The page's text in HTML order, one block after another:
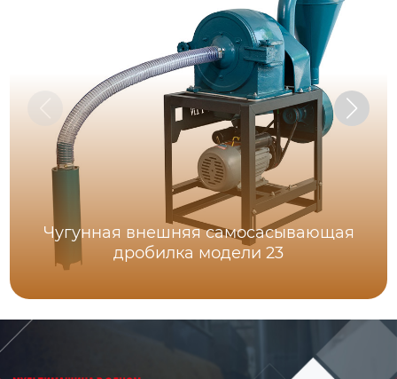
Чугунная внешняя самоcасывающая
дробилка модели 23